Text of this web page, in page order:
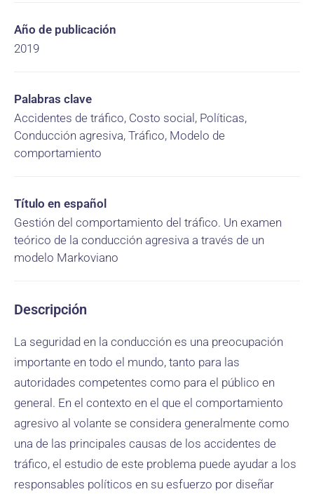
Año de publicación
2019
Palabras clave
Accidentes de tráfico, Costo social, Políticas,
Conducción agresiva, Tráfico, Modelo de
comportamiento
Título en español
Gestión del comportamiento del tráfico. Un examen
teórico de la conducción agresiva a través de un
modelo Markoviano
Descripción
La seguridad en la conducción es una preocupación
importante en todo el mundo, tanto para las
autoridades competentes como para el público en
general. En el contexto en el que el comportamiento
agresivo al volante se considera generalmente como
una de las principales causas de los accidentes de
tráfico, el estudio de este problema puede ayudar a los
responsables políticos en su esfuerzo por diseñar